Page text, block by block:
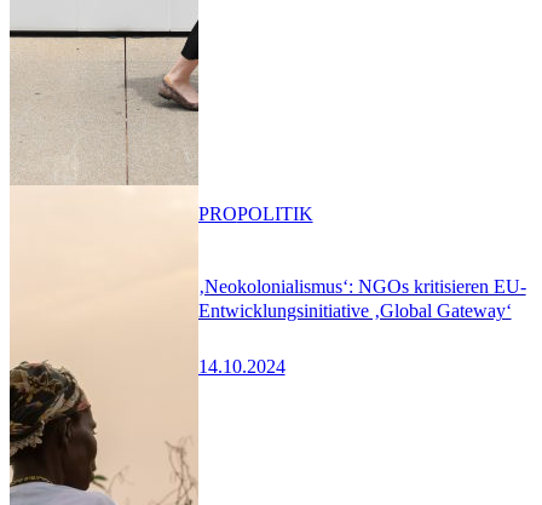
‚Neokolonialismus‘: NGOs kritisieren EU-
Entwicklungsinitiative ‚Global Gateway‘
14.10.2024
PROPOLITIK